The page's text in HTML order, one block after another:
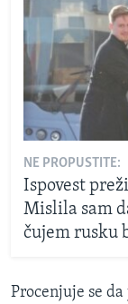
NE PROPUSTITE:
Ispovest
Mislila sam
čujem rusku
Procenjuje se